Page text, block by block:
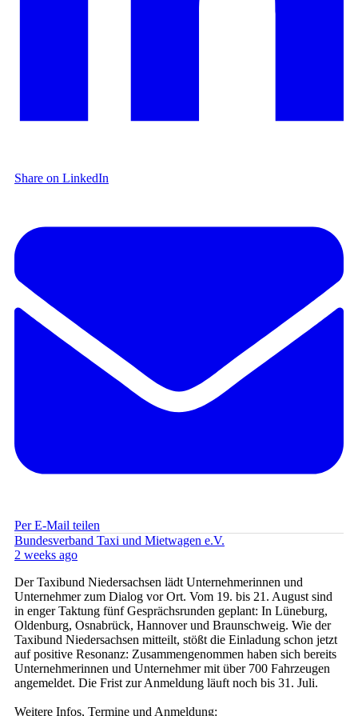
Share on LinkedIn
Per E-Mail teilen
Bundesverband Taxi und Mietwagen e.V.
2 weeks ago
Der Taxibund Niedersachsen lädt Unternehmerinnen und
Unternehmer zum Dialog vor Ort. Vom 19. bis 21. August sind
in enger Taktung fünf Gesprächsrunden geplant: In Lüneburg,
Oldenburg, Osnabrück, Hannover und Braunschweig. Wie der
Taxibund Niedersachsen mitteilt, stößt die Einladung schon jetzt
auf positive Resonanz: Zusammengenommen haben sich bereits
Unternehmerinnen und Unternehmer mit über 700 Fahrzeugen
angemeldet. Die Frist zur Anmeldung läuft noch bis 31. Juli.
Weitere Infos, Termine und Anmeldung: